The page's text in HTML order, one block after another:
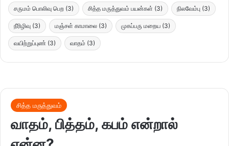
சருமம் பொலிவு பெற (3) சித்த மருத்துவம் பயன்கள் (3) நிலவேம்பு (3)
நீரிழிவு (3) மஞ்சள் காமாலை (3) முகப்பரு மறைய (3)
வயிற்றுப்புண் (3) வாதம் (3)